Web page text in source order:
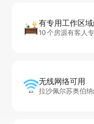
有专用工作区
10 个房源有客人
无线网络可用
拉沙佩尔苏奥伯